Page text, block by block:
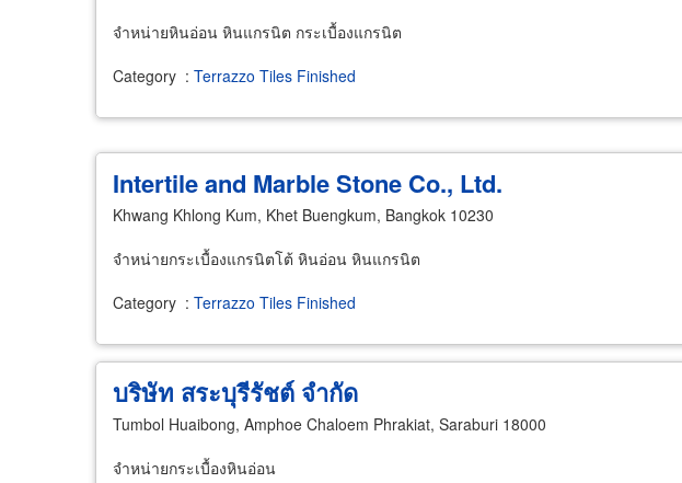
จำหน่ายหินอ่อน หินแกรนิต กระเบื้องแกรนิต
Category : Terrazzo Tiles Finished
Intertile and Marble Stone Co., Ltd.
Khwang Khlong Kum, Khet Buengkum, Bangkok 10230
จำหน่ายกระเบื้องแกรนิตโต้ หินอ่อน หินแกรนิต
Category : Terrazzo Tiles Finished
บริษัท สระบุรีรัชต์ จำกัด
Tumbol Huaibong, Amphoe Chaloem Phrakiat, Saraburi 18000
จำหน่ายกระเบื้องหินอ่อน